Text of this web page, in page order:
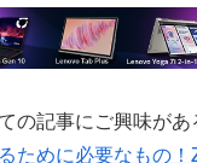
の記事にご興味があ
ために必要なもの